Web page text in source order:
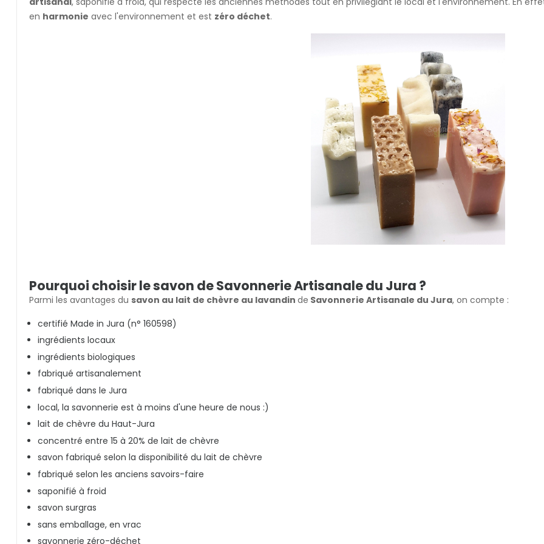
en harmonie avec l'environnement et est zéro déchet.
Pourquoi choisir le savon de Savonnerie Artisanale du Jura ?
Parmi les avantages du savon au lait de chèvre au lavandin de Savonnerie Artisanale du Jura, on compte :
certifié Made in Jura (n° 160598)
ingrédients locaux
ingrédients biologiques
fabriqué artisanalement
fabriqué dans le Jura
local, la savonnerie est à moins d'une heure de nous :)
lait de chèvre du Haut-Jura
concentré entre 15 à 20% de lait de chèvre
savon fabriqué selon la disponibilité du lait de chèvre
fabriqué selon les anciens savoirs-faire
saponifié à froid
savon surgras
sans emballage, en vrac
savonnerie zéro-déchet